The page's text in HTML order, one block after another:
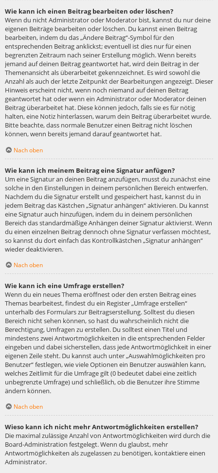
Wie kann ich einen Beitrag bearbeiten oder löschen?
Wenn du nicht Administrator oder Moderator bist, kannst du nur deine
eigenen Beiträge bearbeiten oder löschen. Du kannst einen Beitrag
bearbeiten, indem du das „Ändere Beitrag“-Symbol für den
entsprechenden Beitrag anklickst; eventuell ist dies nur für einen
begrenzten Zeitraum nach seiner Erstellung möglich. Wenn bereits
jemand auf deinen Beitrag geantwortet hat, wird dein Beitrag in der
Themenansicht als überarbeitet gekennzeichnet. Es wird sowohl die
Anzahl als auch der letzte Zeitpunkt der Bearbeitungen angezeigt. Dieser
Hinweis erscheint nicht, wenn noch niemand auf deinen Beitrag
geantwortet hat oder wenn ein Administrator oder Moderator deinen
Beitrag überarbeitet hat. Diese können jedoch, falls sie es für nötig
halten, eine Notiz hinterlassen, warum dein Beitrag überarbeitet wurde.
Bitte beachte, dass normale Benutzer einen Beitrag nicht löschen
können, wenn bereits jemand darauf geantwortet hat.
Nach oben
Wie kann ich meinem Beitrag eine Signatur anfügen?
Um eine Signatur an deinen Beitrag anzufügen, musst du zunächst eine
solche in den Einstellungen in deinem persönlichen Bereich entwerfen.
Nachdem du die Signatur erstellt und gespeichert hast, kannst du in
jedem Beitrag das Kästchen „Signatur anhängen“ aktivieren. Du kannst
eine Signatur auch hinzufügen, indem du in deinem persönlichen
Bereich das standardmäßige Anhängen deiner Signatur aktivierst. Wenn
du einen einzelnen Beitrag dennoch ohne Signatur verfassen möchtest,
so kannst du dort einfach das Kontrollkästchen „Signatur anhängen“
wieder deaktivieren.
Nach oben
Wie kann ich eine Umfrage erstellen?
Wenn du ein neues Thema eröffnest oder den ersten Beitrag eines
Themas bearbeitest, findest du ein Register „Umfrage erstellen“
unterhalb des Formulars zur Beitragserstellung. Solltest du diesen
Bereich nicht sehen können, so hast du wahrscheinlich nicht die
Berechtigung, Umfragen zu erstellen. Du solltest einen Titel und
mindestens zwei Antwortmöglichkeiten in die entsprechenden Felder
eingeben und dabei sicherstellen, dass jede Antwortmöglichkeit in einer
eigenen Zeile steht. Du kannst auch unter „Auswahlmöglichkeiten pro
Benutzer“ festlegen, wie viele Optionen ein Benutzer auswählen kann,
welches Zeitlimit für die Umfrage gilt (0 bedeutet dabei eine zeitlich
unbegrenzte Umfrage) und schließlich, ob die Benutzer ihre Stimme
ändern können.
Nach oben
Wieso kann ich nicht mehr Antwortmöglichkeiten erstellen?
Die maximal zulässige Anzahl von Antwortmöglichkeiten wird durch die
Board-Administration festgelegt. Wenn du glaubst, mehr
Antwortmöglichkeiten als zugelassen zu benötigen, kontaktiere einen
Administrator.